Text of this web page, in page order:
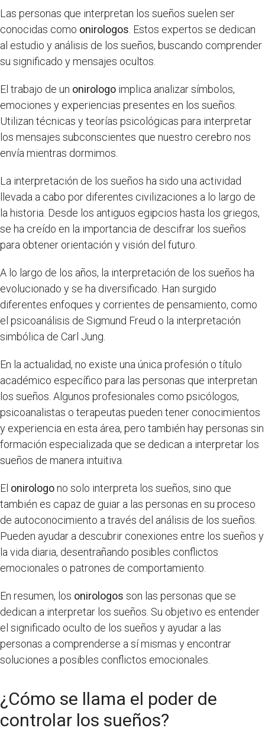
Las personas que interpretan los sueños suelen ser
conocidas como onirologos . Estos expertos se dedican
al estudio y análisis de los sueños, buscando comprender
su significado y mensajes ocultos.
El trabajo de un onirologo implica analizar símbolos,
emociones y experiencias presentes en los sueños.
Utilizan técnicas y teorías psicológicas para interpretar
los mensajes subconscientes que nuestro cerebro nos
envía mientras dormimos.
La interpretación de los sueños ha sido una actividad
llevada a cabo por diferentes civilizaciones a lo largo de
la historia. Desde los antiguos egipcios hasta los griegos,
se ha creído en la importancia de descifrar los sueños
para obtener orientación y visión del futuro.
A lo largo de los años, la interpretación de los sueños ha
evolucionado y se ha diversificado. Han surgido
diferentes enfoques y corrientes de pensamiento, como
el psicoanálisis de Sigmund Freud o la interpretación
simbólica de Carl Jung.
En la actualidad, no existe una única profesión o título
académico específico para las personas que interpretan
los sueños. Algunos profesionales como psicólogos,
psicoanalistas o terapeutas pueden tener conocimientos
y experiencia en esta área, pero también hay personas sin
formación especializada que se dedican a interpretar los
sueños de manera intuitiva.
El onirologono solo interpreta los sueños, sino que
también es capaz de guiar a las personas en su proceso
de autoconocimiento a través del análisis de los sueños.
Pueden ayudar a descubrir conexiones entre los sueños y
la vida diaria, desentrañando posibles conflictos
emocionales o patrones de comportamiento.
En resumen, los onirologos son las personas que se
dedican a interpretar los sueños. Su objetivo es entender
el significado oculto de los sueños y ayudar a las
personas a comprenderse a sí mismas y encontrar
soluciones a posibles conflictos emocionales.
¿Cómo se llama el poder de
controlar los sueños?